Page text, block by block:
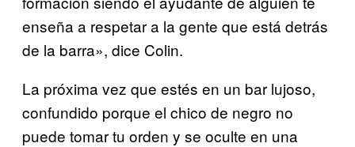
enseña a respetar a la gente que está detrás
de la barra», dice Colin.
La próxima vez que estés en un bar lujoso,
confundido porque el chico de negro no
puede tomar tu orden y se oculte en una